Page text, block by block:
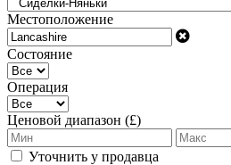
Местоположение
Состояние
Операция
Ценовой диапазон (£)
Уточнить у продавца